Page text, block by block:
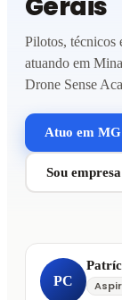
Pilotos, técnicos
atuando em
Drone Sense
Atuo em
Sou
PC